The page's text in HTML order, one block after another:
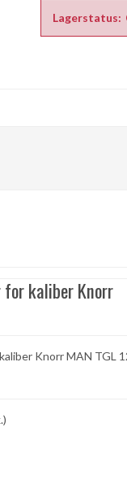
Lagerstatus:
for kaliber Knorr
Knorr MAN TGL